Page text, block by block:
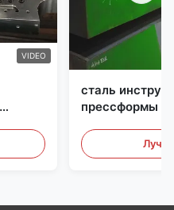
VIDEO
сталь
прессформы